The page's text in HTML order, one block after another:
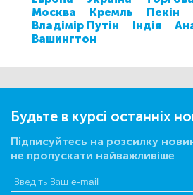
Москва
Кремль Пекін
Владімір Путін
Індія
Вашингтон
Будьте в курсі останніх
Підписуйтесь на розсилку
не пропускати найважливіше